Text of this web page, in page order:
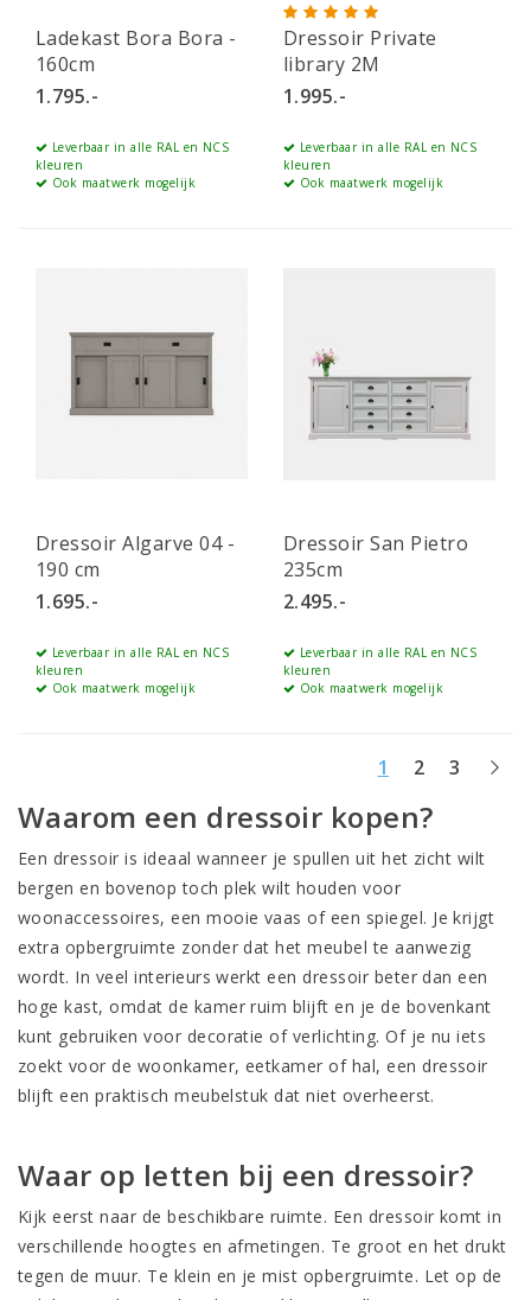
Ladekast Bora Bora -
160cm
1.795.-
Leverbaar in alle RAL en NCS
kleuren
Ook maatwerk mogelijk
Dressoir Private
library 2M
1.995.-
Leverbaar in alle RAL en NCS
kleuren
Ook maatwerk mogelijk
Dressoir Algarve 04 -
190 cm
1.695.-
Leverbaar in alle RAL en NCS
kleuren
Ook maatwerk mogelijk
Dressoir San Pietro
235cm
2.495.-
Leverbaar in alle RAL en NCS
kleuren
Ook maatwerk mogelijk
1 2 3
Waarom een dressoir kopen?
Een dressoir is ideaal wanneer je spullen uit het zicht wilt
bergen en bovenop toch plek wilt houden voor
woonaccessoires, een mooie vaas of een spiegel. Je krijgt
extra opbergruimte zonder dat het meubel te aanwezig
wordt. In veel interieurs werkt een dressoir beter dan een
hoge kast, omdat de kamer ruim blijft en je de bovenkant
kunt gebruiken voor decoratie of verlichting. Of je nu iets
zoekt voor de woonkamer, eetkamer of hal, een dressoir
blijft een praktisch meubelstuk dat niet overheerst.
Waar op letten bij een dressoir?
Kijk eerst naar de beschikbare ruimte. Een dressoir komt in
verschillende hoogtes en afmetingen. Te groot en het drukt
tegen de muur. Te klein en je mist opbergruimte. Let op de